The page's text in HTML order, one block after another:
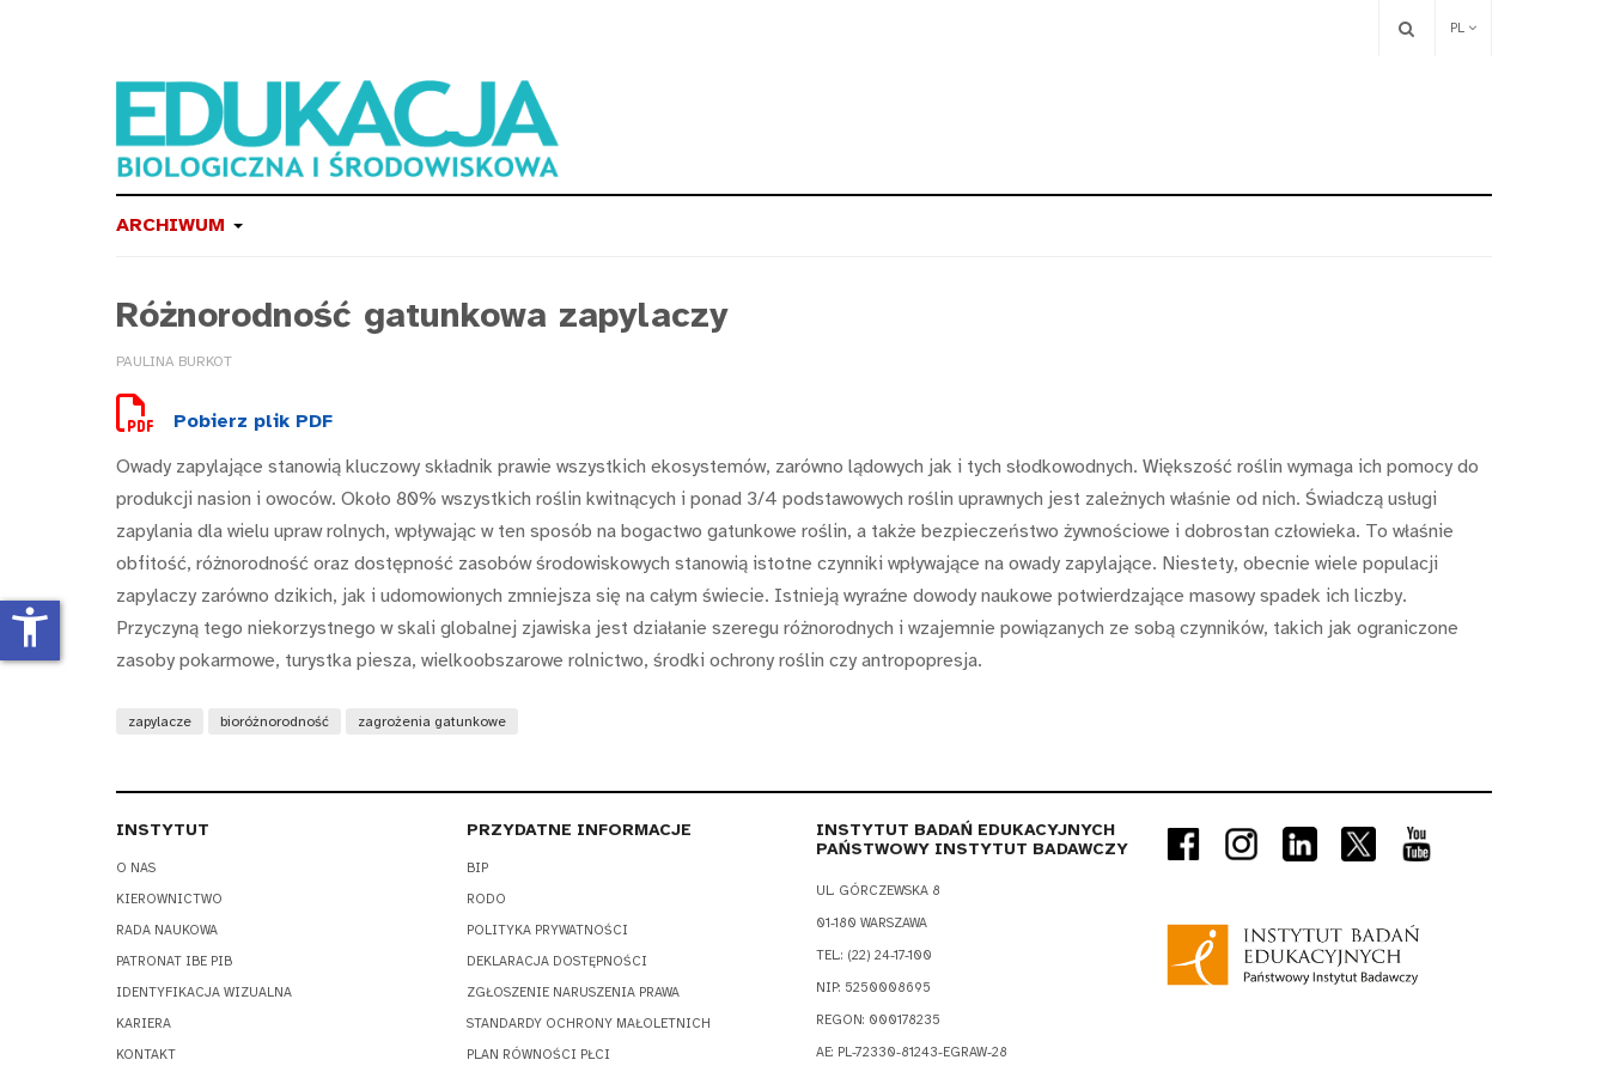
PL
ARCHIWUM
Różnorodność gatunkowa zapylaczy
PAULINA BURKOT
Pobierz plik PDF
Owady zapylające stanowią kluczowy składnik prawie wszystkich ekosystemów, zarówno lądowych jak i tych słodkowodnych. Większość roślin wymaga ich pomocy do
produkcji nasion i owoców. Około 80% wszystkich roślin kwitnących i ponad 3/4 podstawowych roślin uprawnych jest zależnych właśnie od nich. Świadczą usługi
zapylania dla wielu upraw rolnych, wpływając w ten sposób na bogactwo gatunkowe roślin, a także bezpieczeństwo żywnościowe i dobrostan człowieka. To właśnie
obfitość, różnorodność oraz dostępność zasobów środowiskowych stanowią istotne czynniki wpływające na owady zapylające. Niestety, obecnie wiele populacji
zapylaczy zarówno dzikich, jak i udomowionych zmniejsza się na całym świecie. Istnieją wyraźne dowody naukowe potwierdzające masowy spadek ich liczby.
Przyczyną tego niekorzystnego w skali globalnej zjawiska jest działanie szeregu różnorodnych i wzajemnie powiązanych ze sobą czynników, takich jak ograniczone
zasoby pokarmowe, turystka piesza, wielkoobszarowe rolnictwo, środki ochrony roślin czy antropopresja.
zapylacze bioróżnorodność zagrożenia gatunkowe
INSTYTUT
O NAS
KIEROWNICTWO
RADA NAUKOWA
PATRONAT IBE PIB
IDENTYFIKACJA WIZUALNA
KARIERA
KONTAKT
PRZYDATNE INFORMACJE
BIP
RODO
POLITYKA PRYWATNOŚCI
DEKLARACJA DOSTĘPNOŚCI
ZGŁOSZENIE NARUSZENIA PRAWA
STANDARDY OCHRONY MAŁOLETNICH
PLAN RÓWNOŚCI PŁCI
INSTYTUT BADAŃ EDUKACYJNYCH
PAŃSTWOWY INSTYTUT BADAWCZY
UL. GÓRCZEWSKA 8
01-180 WARSZAWA
TEL.: (22) 24-17-100
NIP: 5250008695
REGON: 000178235
AE: PL-72330-81243-EGRAW-28
accessibility_new